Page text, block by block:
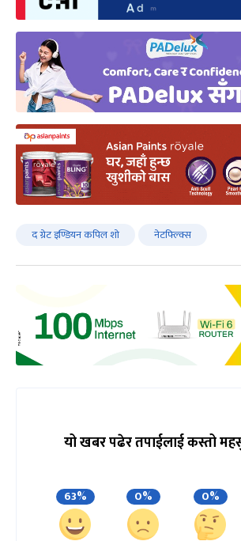
द ग्रेट इण्डियन कपिल शो नेटफ्ल्क्सि
यो खबर पढेर तपाईलाई कस्तो
63% 0% 0%